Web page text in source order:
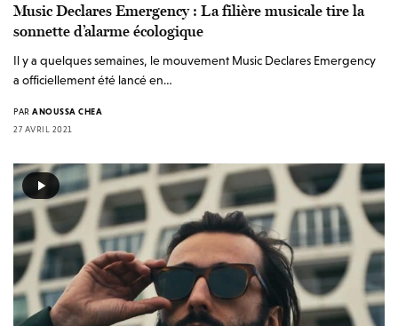
Music Declares Emergency : La filière musicale tire la
sonnette d’alarme écologique
Il y a quelques semaines, le mouvement Music Declares Emergency
a officiellement été lancé en…
PAR ANOUSSA CHEA
27 AVRIL 2021